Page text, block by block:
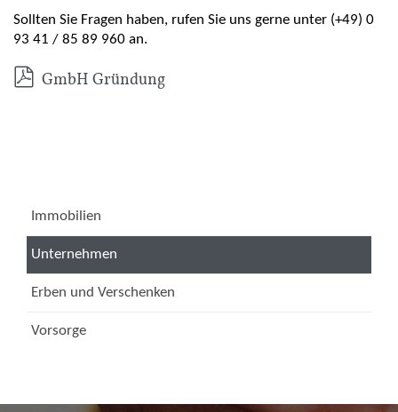
Sollten Sie Fragen haben, rufen Sie uns gerne unter (+49) 0
93 41 / 85 89 960 an.
 GmbH Gründung
Immobilien
Unternehmen
Erben und Verschenken
Vorsorge